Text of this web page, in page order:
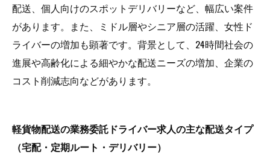
配送、個人向けのスポットデリバリーなど、幅広い案件
があります。また、ミドル層やシニア層の活躍、女性ド
ライバーの増加も顕著です。背景として、24時間社会の
進展や高齢化による細やかな配送ニーズの増加、企業の
コスト削減志向などがあります。
軽貨物配送の業務委託ドライバー求人の主な配送タイプ
（宅配・定期ルート・デリバリー）